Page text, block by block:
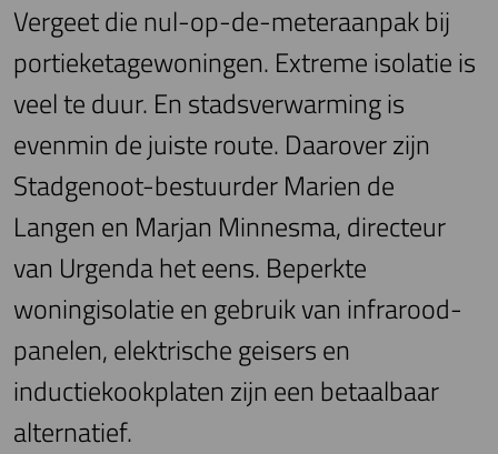
Vergeet die nul-op-de-meteraanpak bij
portieketagewoningen. Extreme isolatie is
veel te duur. En stadsverwarming is
evenmin de juiste route. Daarover zijn
Stadgenoot-bestuurder Marien de
Langen en Marjan Minnesma, directeur
van Urgenda het eens. Beperkte
woningisolatie en gebruik van infrarood-
panelen, elektrische geisers en
inductiekookplaten zijn een betaalbaar
alternatief.